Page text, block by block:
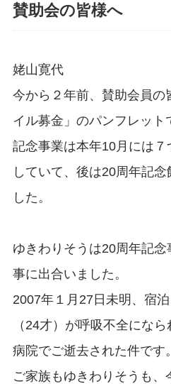
賛助会の皆様へ
姥山寛代
今から２年前、賛助会員の
イル募金」のパンフレッ
記念事業は本年10月には
していて、後は20周年記
した。
ゆきわりそうは20周年記
事に出合いました。
2007年１月27日未明、宿
（24才）が呼吸不全にな
病院でご逝去された件です。
ご家族もゆきわりそうも